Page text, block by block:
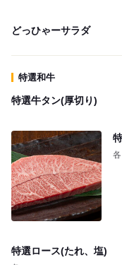
どっひゃーサラダ
特選和牛
特選牛タン(厚切り)
各
特選ロース(たれ、塩)